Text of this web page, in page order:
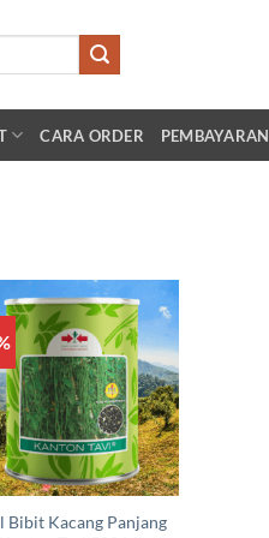
CARA ORDER PEMBAYARAN
Add to
wishlist
Bibit Kacang Panjang